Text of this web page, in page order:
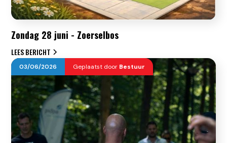
Zondag 28 juni - Zoerselbos
LEES BERICHT
03/06/2026 Geplaatst door Bestuur